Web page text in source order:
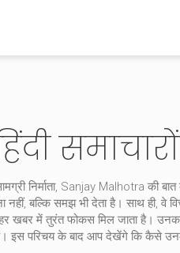
निर्माता, Sanjay Malhotra की
बल्कि समझ भी देता है। साथ ही, वे
खबर में तुरंत फोकस मिल जाता है।
इस परिचय के बाद आप देखेंगे कि कैसे